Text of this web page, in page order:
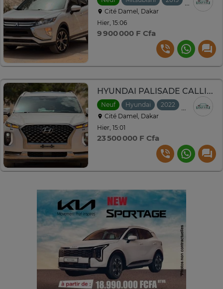
Cité Damel, Dakar
Hier, 15:06
9 900 000 F Cfa
HYUNDAI PALISADE CALLIGRAPHIE 2022
Neuf Hyundai 2022
Cité Damel, Dakar
Hier, 15:01
23 500 000 F Cfa